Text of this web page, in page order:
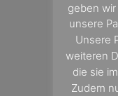
geben
unsere
Unsere
weiteren
die sie
Zudem